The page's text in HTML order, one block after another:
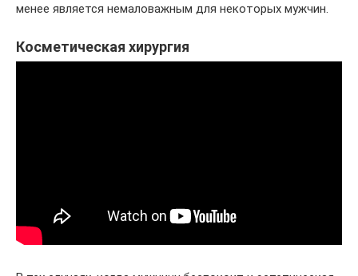
менее является немаловажным для некоторых мужчин.
Косметическая хирургия